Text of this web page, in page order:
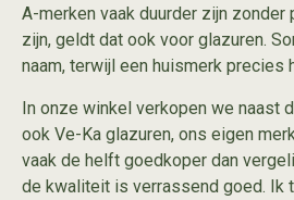
A-merken vaak duurder zijn
zijn, geldt dat ook voor glazuren.
naam, terwijl een huismerk precies
In onze winkel verkopen we naast
ook Ve-Ka glazuren, ons eigen
vaak de helft goedkoper dan
de kwaliteit is verrassend goed. Ik